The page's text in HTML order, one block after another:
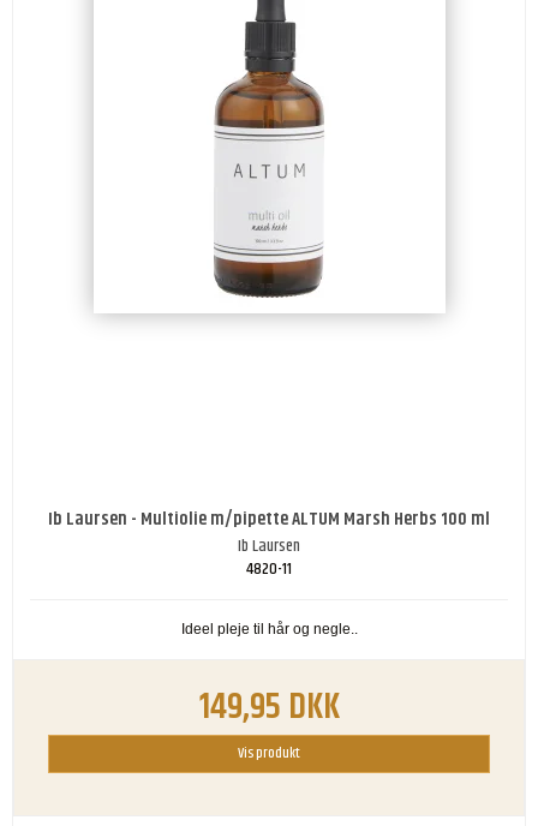
Ib Laursen - Multiolie m/pipette ALTUM Marsh Herbs 100 ml
Ib Laursen
4820-11
Ideel pleje til hår og negle..
149,95 DKK
Vis produkt